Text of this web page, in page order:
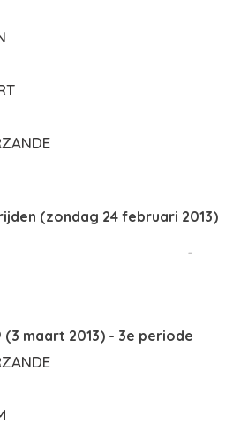
(zondag 24 februari 2013)
-
(3 maart 2013) - 3e periode